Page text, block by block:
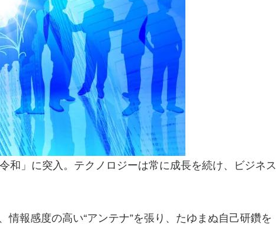
和」に突入。テクノロジーは常に成長を続け、ビジネス
情報感度の高い“アンテナ”を張り、たゆまぬ自己研鑽を